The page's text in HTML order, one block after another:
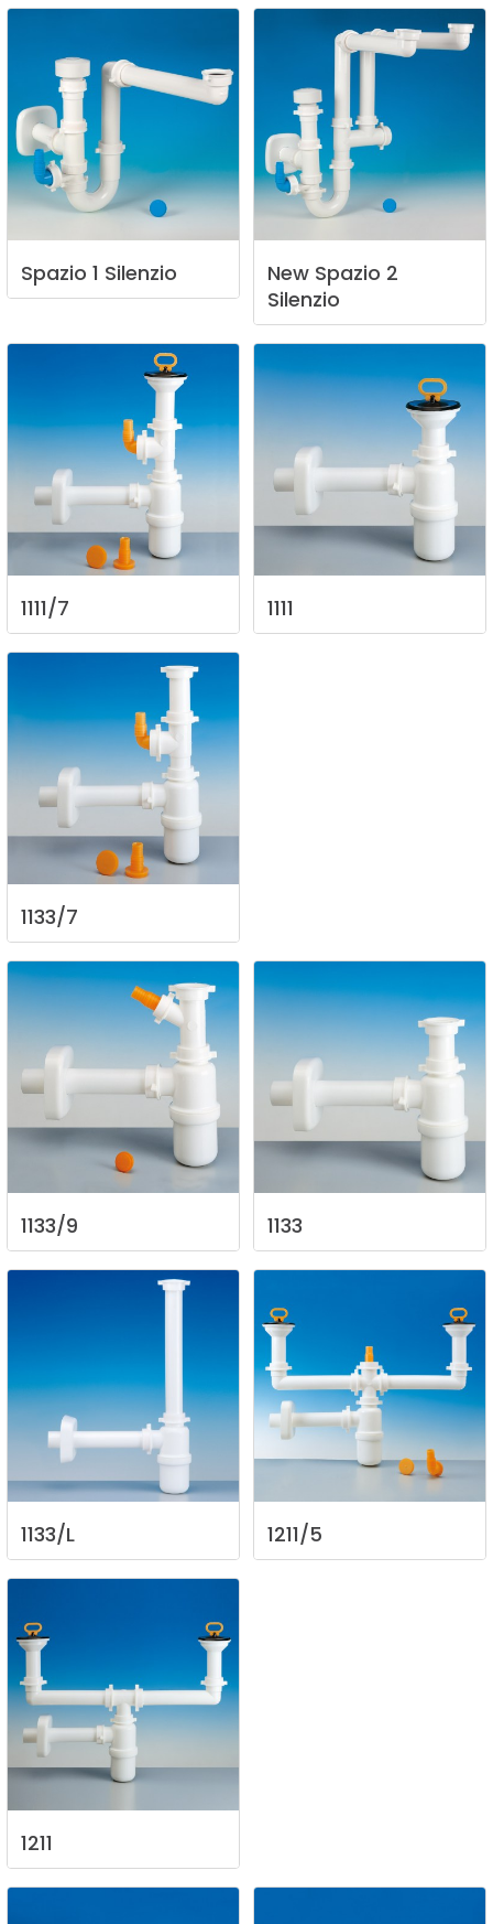
Spazio 1 Silenzio New Spazio 2
Silenzio
1111/7 1111
1133/7
1133/9 1133
1133/L 1211/5
1211